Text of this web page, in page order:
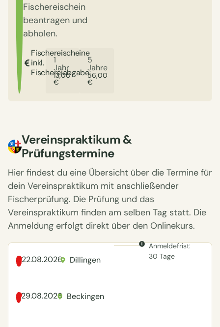
Fischereischein
beantragen und
abholen.
Fischereischeine
inkl.
Fischereiabgabe:
1
Jahr
13,00
€
5
Jahre
56,00
€
Vereinspraktikum &
Prüfungstermine
Hier findest du eine Übersicht über die Termine für
dein Vereinspraktikum mit anschließender
Fischerprüfung. Die Prüfung und das
Vereinspraktikum finden am selben Tag statt. Die
Anmeldung erfolgt direkt über den Onlinekurs.
22.08.2026 Dillingen
29.08.2026 Beckingen
Anmeldefrist:
30 Tage